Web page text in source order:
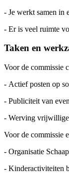
- Je werkt samen in
- Er is veel ruimte
Taken en
Voor de commissie
- Actief posten op
- Publiciteit van
- Werving
Voor de commissie
- Organisatie
- Kinderactiviteiten